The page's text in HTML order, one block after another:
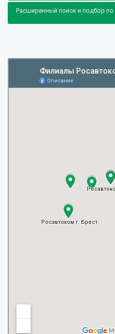
Расширенный поиск и подбор